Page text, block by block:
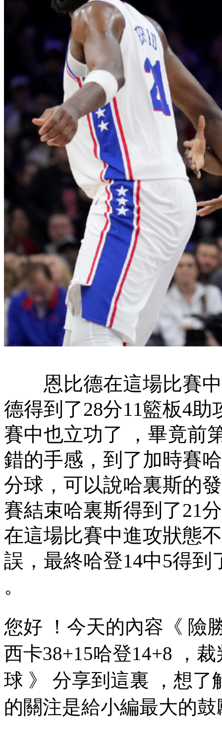
恩比德在這場比賽中持
德得到了28分11籃板4助
賽中也立功了 ，畢竟
錯的手感，到了加
分球，可以說哈裏斯的
賽結束哈裏斯得到了21分4
在這場比賽中進攻狀態不
誤 ，最終哈登14中5
。
您好 ！今天的內容《 險
西卡38+15哈登14+8
球 》 分享到這裏 ，想了
的關注是給小編最大的鼓勵